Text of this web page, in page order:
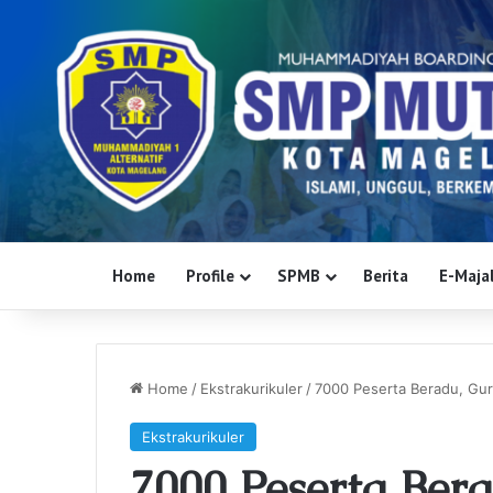
Home Profile SPMB Berita E-
Home / Ekstrakurikuler /7000 Peserta Beradu,
Ekstrakurikuler